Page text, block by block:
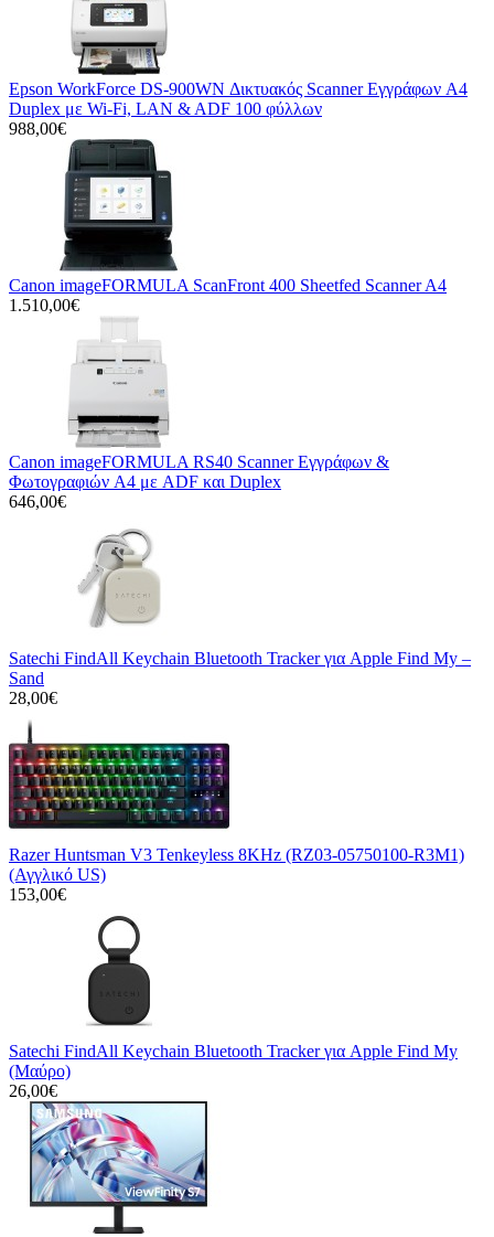
Epson WorkForce DS-900WN Δικτυακός Scanner Εγγράφων A4
Duplex με Wi-Fi, LAN & ADF 100 φύλλων
988,00€
Canon imageFORMULA ScanFront 400 Sheetfed Scanner A4
1.510,00€
Canon imageFORMULA RS40 Scanner Εγγράφων &
Φωτογραφιών A4 με ADF και Duplex
646,00€
Satechi FindAll Keychain Bluetooth Tracker για Apple Find My –
Sand
28,00€
Razer Huntsman V3 Tenkeyless 8KHz (RZ03-05750100-R3M1)
(Αγγλικό US)
153,00€
Satechi FindAll Keychain Bluetooth Tracker για Apple Find My
(Μαύρο)
26,00€